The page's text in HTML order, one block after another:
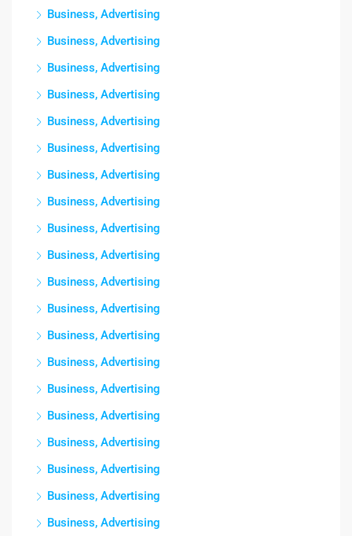
Business, Advertising
Business, Advertising
Business, Advertising
Business, Advertising
Business, Advertising
Business, Advertising
Business, Advertising
Business, Advertising
Business, Advertising
Business, Advertising
Business, Advertising
Business, Advertising
Business, Advertising
Business, Advertising
Business, Advertising
Business, Advertising
Business, Advertising
Business, Advertising
Business, Advertising
Business, Advertising